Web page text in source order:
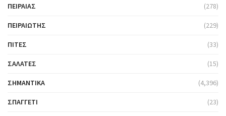
ΠΕΙΡΑΙΆΣ (278)
ΠΕΙΡΑΙΏΤΗΣ (229)
ΠΊΤΕΣ (33)
ΣΑΛΆΤΕΣ (15)
ΣΗΜΑΝΤΙΚΆ (4,396)
ΣΠΑΓΓΈΤΙ (23)